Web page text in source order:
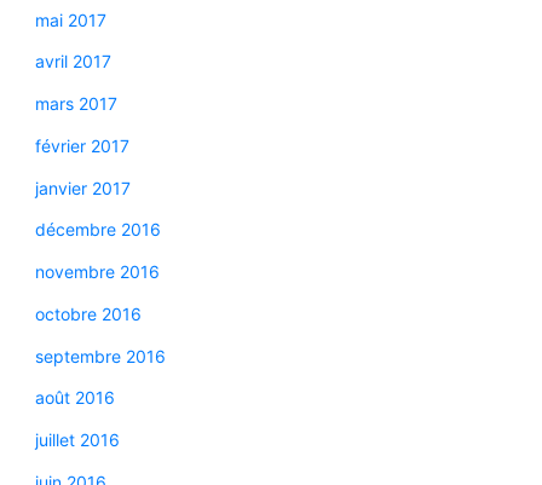
mai 2017
avril 2017
mars 2017
février 2017
janvier 2017
décembre 2016
novembre 2016
octobre 2016
septembre 2016
août 2016
juillet 2016